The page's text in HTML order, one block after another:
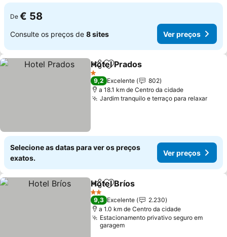
De € 58
Consulte os preços de 8 sites Ver preços
PartilharAdicionar aos favoritos
Hotel Prados
1 Estrelas
9,2 Excelente
802
a 18.1 km de Centro da cidade
Jardim tranquilo e terraço para relaxarVer
Selecione as datas para ver os preços
exatos.
Ver preços
PartilharAdicionar aos favoritos
Hotel Bríos
2 Estrelas
9,3 Excelente
2.230
a 1.0 km de Centro da cidade
Estacionamento privativo seguro em
garagem